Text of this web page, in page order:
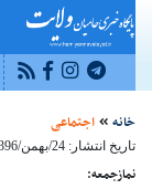
خانه اجتماعی
تاریخ انتشار: 24/بهمن/1396 - 20:18
نمازجمعه: